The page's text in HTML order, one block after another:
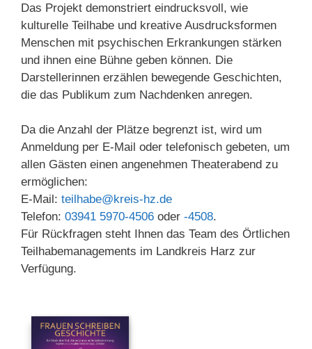
Das Projekt demonstriert eindrucksvoll, wie
kulturelle Teilhabe und kreative Ausdrucksformen
Menschen mit psychischen Erkrankungen stärken
und ihnen eine Bühne geben können. Die
Darstellerinnen erzählen bewegende Geschichten,
die das Publikum zum Nachdenken anregen.
Da die Anzahl der Plätze begrenzt ist, wird um
Anmeldung per E-Mail oder telefonisch gebeten, um
allen Gästen einen angenehmen Theaterabend zu
ermöglichen:
E-Mail: teilhabe@kreis-hz.de
Telefon: 03941 5970-4506 oder -4508.
Für Rückfragen steht Ihnen das Team des Örtlichen
Teilhabemanagements im Landkreis Harz zur
Verfügung.